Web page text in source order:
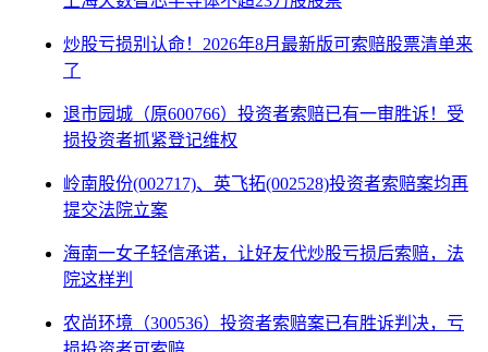
炒股亏损别认命！2026年8月最新版可索赔股票清单来
了
退市园城（原600766）投资者索赔已有一审胜诉！受
损投资者抓紧登记维权
岭南股份(002717)、英飞拓(002528)投资者索赔案均再
提交法院立案
海南一女子轻信承诺，让好友代炒股亏损后索赔，法
院这样判
农尚环境（300536）投资者索赔案已有胜诉判决，亏